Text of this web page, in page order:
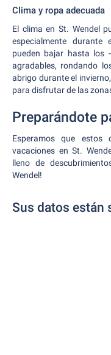
Clima y ropa adecuada
El clima en St. Wendel
especialmente durante
pueden bajar hasta los
agradables, rondando
abrigo durante el
para disfrutar de las
Preparándote
Esperamos que
vacaciones en St.
lleno de
Wendel!
Sus datos están